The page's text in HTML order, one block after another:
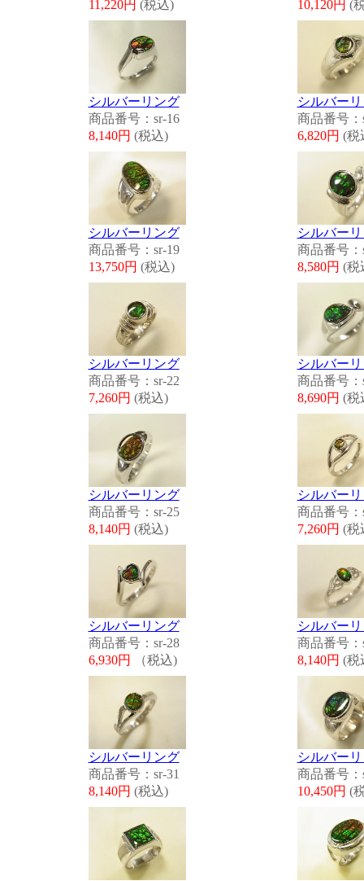
11,220円 (税込)
10,120円 (
シルバーリング
商品番号：sr-16
8,140円 (税込)
シルバー
商品番号：
6,820円 (税
シルバーリング
商品番号：sr-19
13,750円 (税込)
シルバー
商品番号：
8,580円 (税
シルバーリング
商品番号：sr-22
7,260円 (税込)
シルバー
商品番号：
8,690円 (税
シルバーリング
商品番号：sr-25
8,140円 (税込)
シルバー
商品番号：
7,260円 (税
シルバーリング
商品番号：sr-28
6,930円
（税込)
シルバー
商品番号：
8,140円 (税
シルバーリング
商品番号：sr-31
8,140円 (税込)
シルバー
商品番号：
10,450円 (